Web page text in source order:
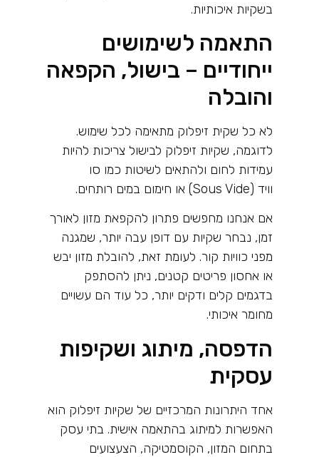
בשקיות איכותיות.
התאמה לשימושים
ייחודיים – בישול, הקפאה
והובלה
לא כל שקית זיפלוק מתאימה לכל שימוש.
לדוגמה, שקיות זיפלוק לבישול צריכות להיות
עמידות לחום ולהתאים לשיטות כמו סו
וויד(Sous Vide) או חימום במים רותחים.
אם אנחנו מחפשים פתרון להקפאת מזון לאורך
זמן, נבחר שקיות עם דופן עבה יותר, שמגנה
מפני כוויות קור. לעומת זאת, להובלת מזון יבש
או אחסון פריטים קטנים, ניתן להסתפק
בדגמים קלים ודקים יותר, כל עוד הם עשויים
מחומר איכותי.
הדפסה, מיתוג ושקיפות
עסקית
אחד היתרונות המרכזיים של שקיות זיפלוק הוא
האפשרות למיתוג בהתאמה אישית. בתי עסק
בתחום המזון, הקוסמטיקה, הצעצועים